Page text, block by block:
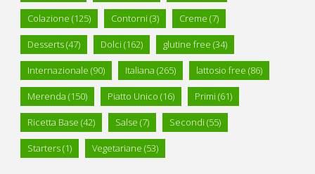
Colazione (125) Contorni (3) Creme (7)
Desserts(47) Dolci (162) glutine free (34)
Internazionale (90) Italiana (265) lattosio free (86)
Merenda (150) Piatto Unico (16) Primi (61)
Ricetta Base (42) Salse (7) Secondi (55)
Starters(1) Vegetariane (53)